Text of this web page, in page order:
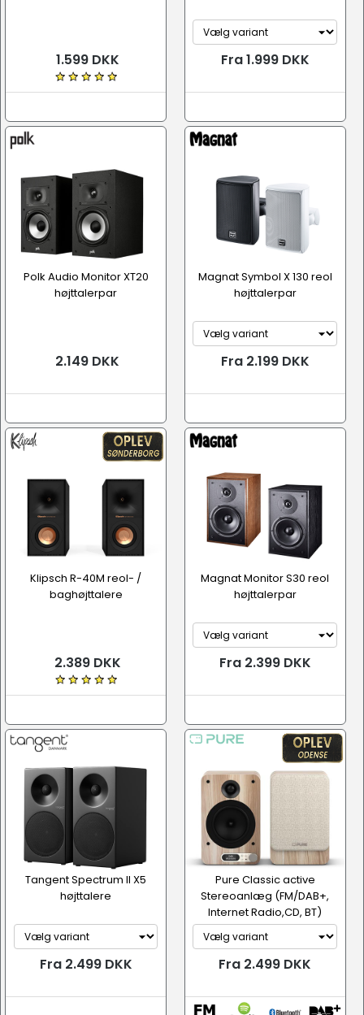
1.599 DKK Fra 1.999 DKK
Polk Audio Monitor XT20
højttalerpar
2.149 DKK
Magnat Symbol X 130 reol
højttalerpar
Fra 2.199 DKK
Klipsch R-40M reol- /
baghøjttalere
2.389 DKK
Magnat Monitor S30 reol
højttalerpar
Fra 2.399 DKK
Tangent Spectrum II X5
højttalere
Fra 2.499 DKK
Pure Classic active
Stereoanlæg (FM/DAB+,
Internet Radio,CD, BT)
Fra 2.499 DKK